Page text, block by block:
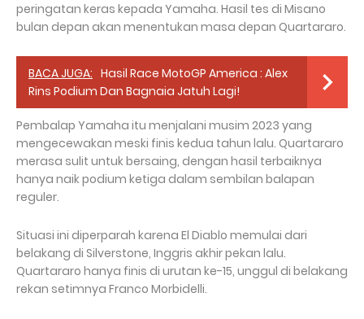
peringatan keras kepada Yamaha. Hasil tes di Misano
bulan depan akan menentukan masa depan Quartararo.
BACA JUGA: Hasil Race MotoGP America : Alex
Rins Podium Dan Bagnaia Jatuh Lagi!
Pembalap Yamaha itu menjalani musim 2023 yang
mengecewakan meski finis kedua tahun lalu. Quartararo
merasa sulit untuk bersaing, dengan hasil terbaiknya
hanya naik podium ketiga dalam sembilan balapan
reguler.
Situasi ini diperparah karena El Diablo memulai dari
belakang di Silverstone, Inggris akhir pekan lalu.
Quartararo hanya finis di urutan ke-15, unggul di belakang
rekan setimnya Franco Morbidelli.